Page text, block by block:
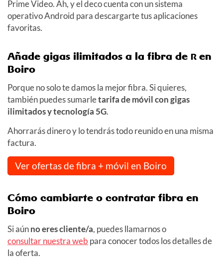
Prime Video. Ah, y el deco cuenta con un sistema
operativo Android para descargarte tus aplicaciones
favoritas.
Añade gigas ilimitados a la fibra de Ren
Boiro
Porque no solo te damos la mejor fibra. Si quieres,
también puedes sumarletarifa de móvil con gigas
ilimitados y tecnología 5G.
Ahorrarás dinero y lo tendrás todo reunido en una misma
factura.
Ver ofertas de fibra + móvil en Boiro
Cómo cambiarte o contratar fibra en
Boiro
Si aúnno eres cliente/a, puedes llamarnos o
consultar nuestra web para conocer todos los detalles de
la oferta.